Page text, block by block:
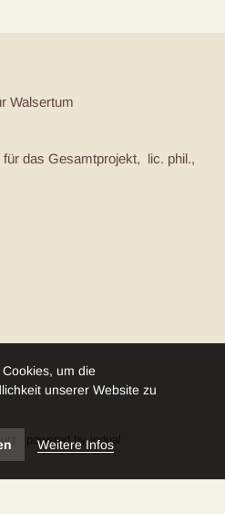
Walsertum
das Gesamtprojekt, lic. phil.,
powered by indual
um die
unserer Website zu
Weitere Infos